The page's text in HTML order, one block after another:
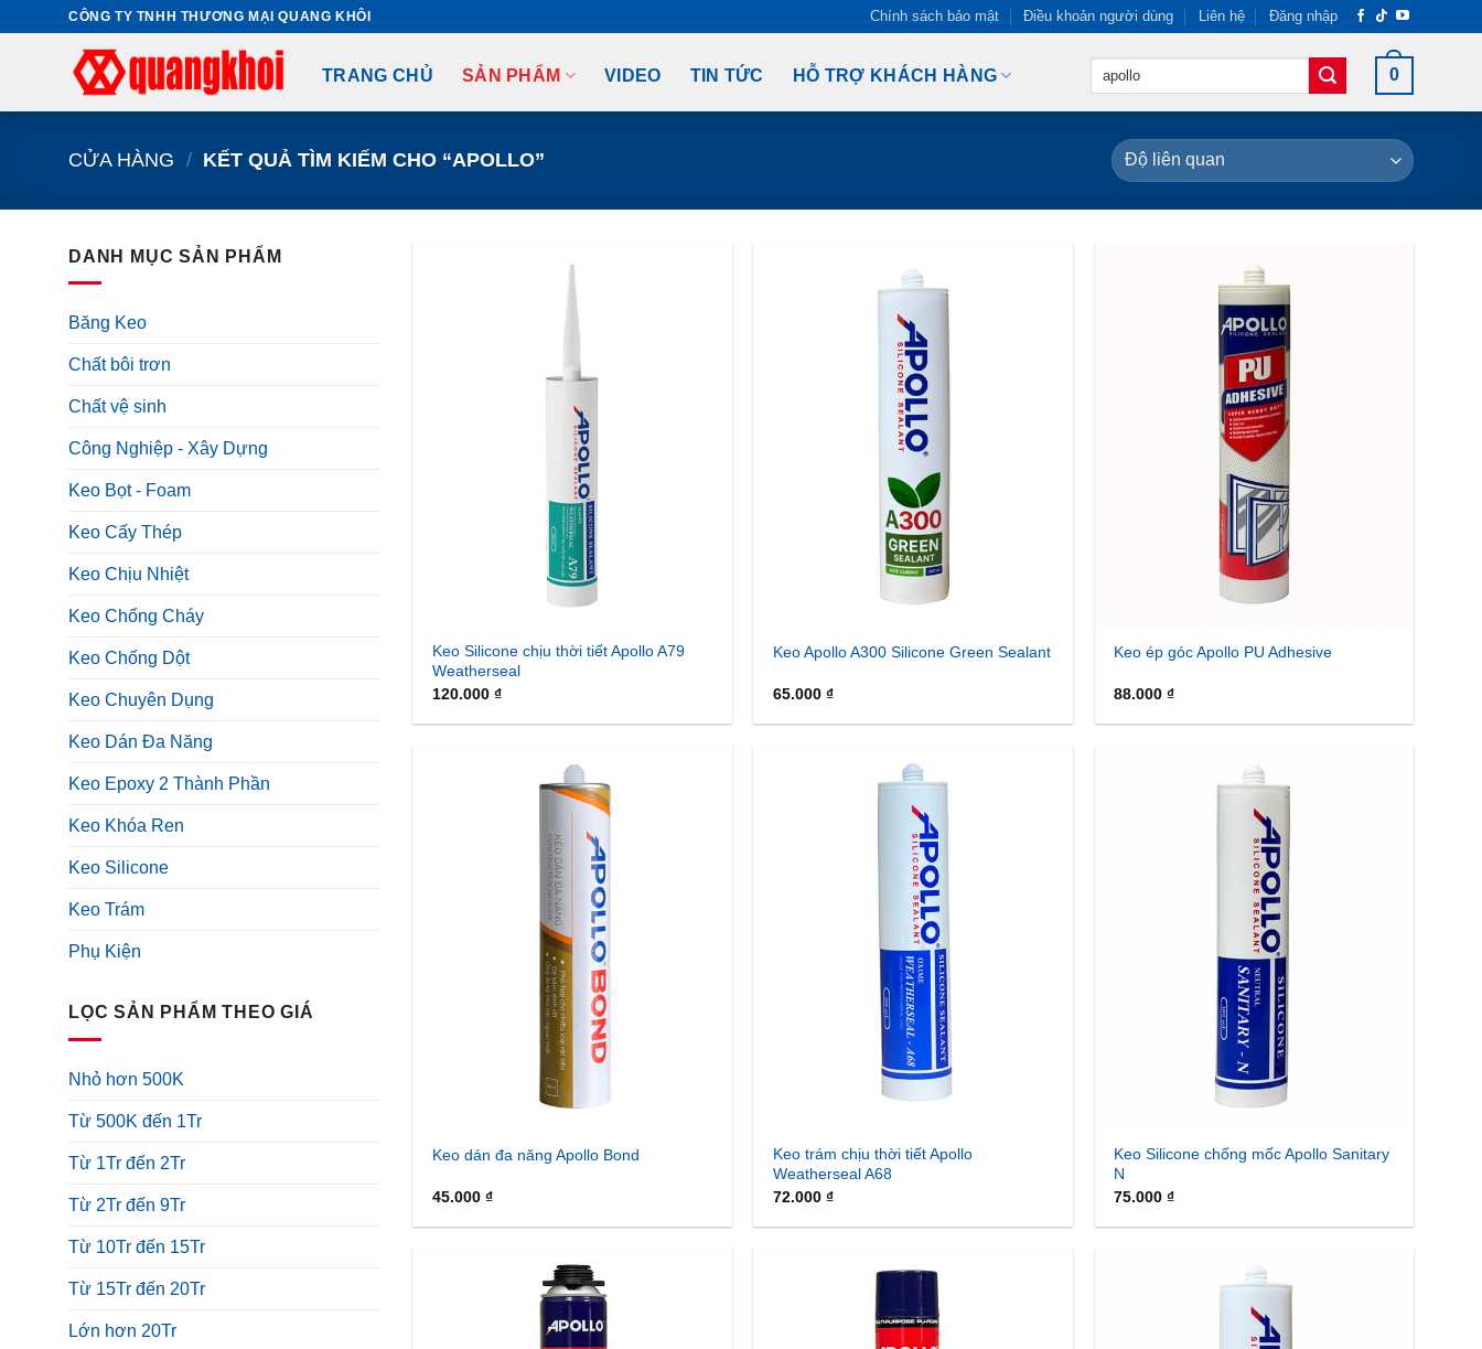
CÔNG TY TNHH THƯƠNG MẠI QUANG KHÔI Chính sách bảo mật Điều khoản người dùng Liên hệ Đăng nhập
TRANG CHỦ SẢN PHẨM VIDEO TIN TỨC HỖ TRỢ KHÁCH HÀNG
kiếm:
0
CỬA HÀNG / KẾT QUẢ TÌM KIẾM CHO “APOLLO”
DANH MỤC SẢN PHẨM
Băng Keo
Chất bôi trơn
Chất vệ sinh
Công Nghiệp - Xây Dựng
Keo Bọt - Foam
Keo Cấy Thép
Keo Chịu Nhiệt
Keo Chống Cháy
Keo Chống Dột
Keo Chuyên Dụng
Keo Dán Đa Năng
Keo Epoxy 2 Thành Phần
Keo Khóa Ren
Keo Silicone
Keo Trám
Phụ Kiện
LỌC SẢN PHẨM THEO GIÁ
Nhỏ hơn 500K
Từ 500K đến 1Tr
Từ 1Tr đến 2Tr
Từ 2Tr đến 9Tr
Từ 10Tr đến 15Tr
Từ 15Tr đến 20Tr
Lớn hơn 20Tr
Keo Silicone chịu thời tiết Apollo A79
Weatherseal
120.000 ₫
Keo Apollo A300 Silicone Green Sealant
65.000 ₫
Keo ép góc Apollo PU Adhesive
88.000 ₫
Keo dán đa năng Apollo Bond
45.000 ₫
Keo trám chịu thời tiết Apollo
Weatherseal A68
72.000 ₫
Keo Silicone chống mốc Apollo Sanitary
N
75.000 ₫